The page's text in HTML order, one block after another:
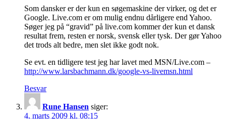
Som dansker er der kun en søgemaskine der virker, og det er
Google. Live.com er om mulig endnu dårligere end Yahoo.
Søger jeg på “gravid” på live.com kommer der kun et dansk
resultat frem, resten er norsk, svensk eller tysk. Der gør Yahoo
det trods alt bedre, men slet ikke godt nok.
Se evt. en tidligere test jeg har lavet med MSN/Live.com –
http://www.larsbachmann.dk/google-vs-livemsn.html
Besvar
Rune Hansen siger:
4. marts 2009 kl. 08:15